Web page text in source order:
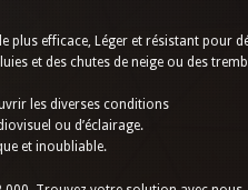
plus efficace, Léger et résistant pour
et des chutes de neige ou des
les diverses conditions
ou d’éclairage.
et inoubliable.